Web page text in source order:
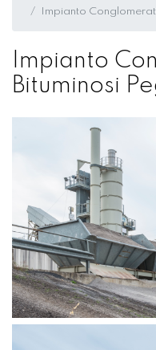
Impianto
Impianto
Bituminosi